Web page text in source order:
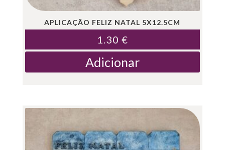
APLICAÇÃO FELIZ NATAL 5X12.5CM
1.30 €
Adicionar